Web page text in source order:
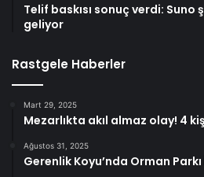
Telif baskısı sonuç verdi: Suno
geliyor
Rastgele Haberler
Mart 29, 2025
Mezarlıkta akıl almaz olay! 4
Ağustos 31, 2025
Gerenlik Koyu’nda Orman Parkı